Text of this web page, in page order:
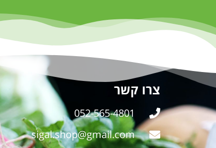
צרו קשר
052-565-4801
sigal.shop@gmail.com